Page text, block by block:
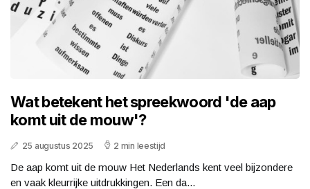
Wat betekent het spreekwoord 'de aap
komt uit de mouw'?
25 augustus 2025 2 min leestijd
De aap komt uit de mouw Het Nederlands kent veel bijzondere
en vaak kleurrijke uitdrukkingen. Een da...